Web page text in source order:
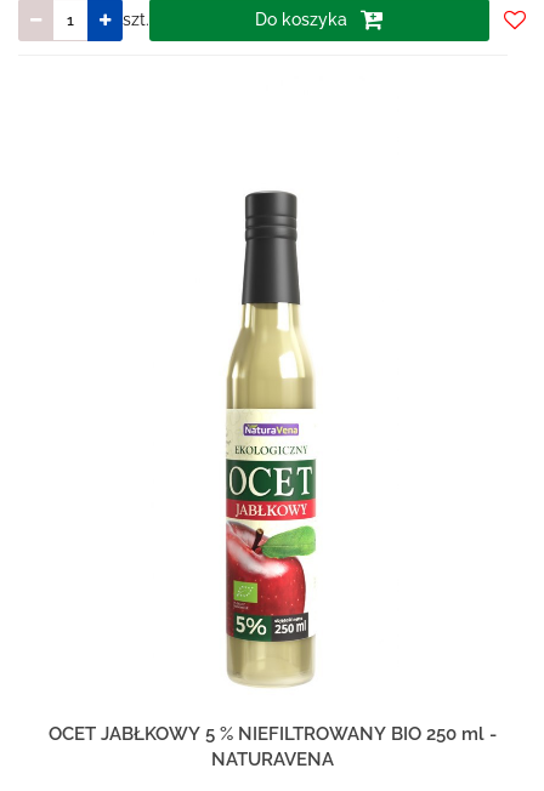
szt. Do koszyka
OCET JABŁKOWY 5 % NIEFILTROWANY BIO 250 ml -
NATURAVENA